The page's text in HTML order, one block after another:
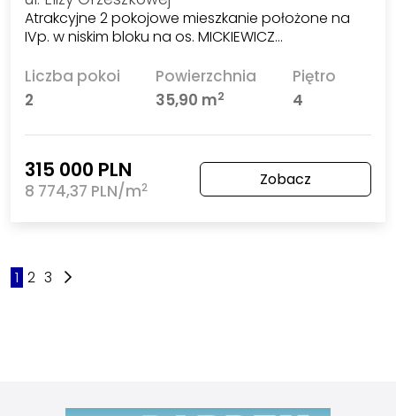
Atrakcyjne 2 pokojowe mieszkanie położone na
IVp. w niskim bloku na os. MICKIEWICZ…
Liczba pokoi
2
Powierzchnia
35,90 m2
Piętro
4
315 000 PLN
8 774,37 PLN/m2 Zobacz
1 2 3